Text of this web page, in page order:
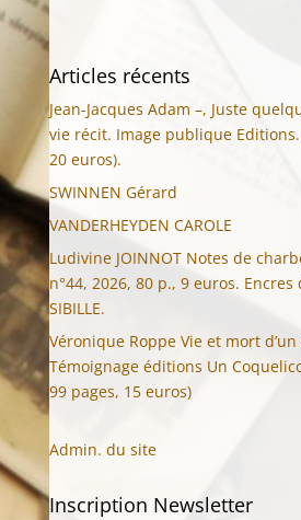
Articles récents
Jean-Jacques Adam –, Juste
vie récit. Image publique Editions.
20 euros).
SWINNEN Gérard
VANDERHEYDEN CAROLE
Ludivine JOINNOT Notes de
n°44, 2026, 80 p., 9 euros. Encres
SIBILLE.
Véronique Roppe Vie et mort
Témoignage éditions Un
99 pages, 15 euros)
Admin. du site
Inscription Newsletter